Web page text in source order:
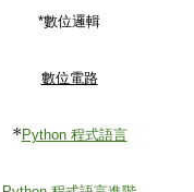
*數位邏輯
數位電路
* Python 程式語言